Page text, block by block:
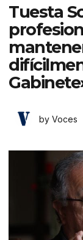
Tuesta
by Voces